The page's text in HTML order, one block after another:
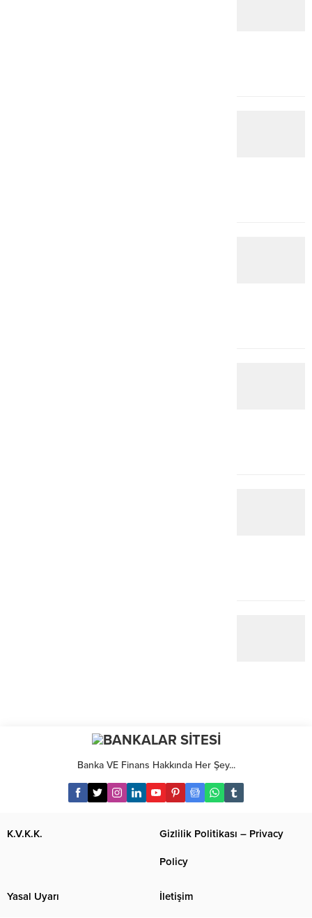
Banka VE Finans Hakkında Her Şey...
K.V.K.K. Gizlilik Politikası – Privacy
Policy
Yasal Uyarı İletişim